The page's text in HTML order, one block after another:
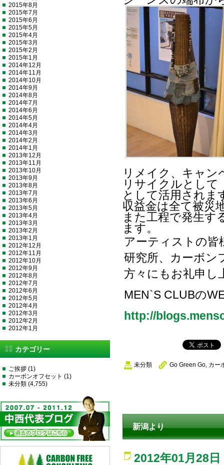
リメイク、キャン
リサイクルとして
として活用されま
収益金は全て被災
また工程で発生す
ます。
アーティストの皆
研究所、カーボン
方々にもお礼申し
MEN`S CLUBの
http://
未分類 Go Green Go, カー
新潟より
2012年01月28日
2015年8月
2015年7月
2015年6月
2015年5月
2015年4月
2015年3月
2015年2月
2015年1月
2014年12月
2014年11月
2014年10月
2014年9月
2014年8月
2014年7月
2014年6月
2014年5月
2014年4月
2014年3月
2014年2月
2014年1月
2013年12月
2013年11月
2013年10月
2013年9月
2013年8月
2013年7月
2013年6月
2013年5月
2013年4月
2013年3月
2013年2月
2013年1月
2012年12月
2012年11月
2012年10月
2012年9月
2012年8月
2012年7月
2012年6月
2012年5月
2012年4月
2012年3月
2012年2月
2012年1月
カテゴリー
ご挨拶 (1)
カーボンオフセット (1)
未分類 (4,755)